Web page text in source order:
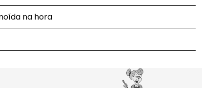
na hora